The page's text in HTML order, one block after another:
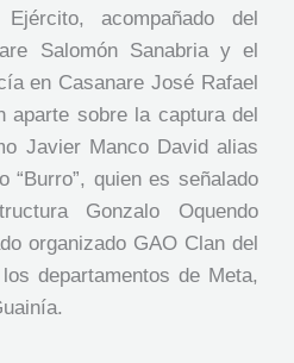
acompañado del
Salomón Sanabria y el
en Casanare José Rafael
aparte sobre la captura del
Javier Manco David alias
“Burro”, quien es señalado
Gonzalo Oquendo
organizado GAO Clan del
departamentos de Meta,